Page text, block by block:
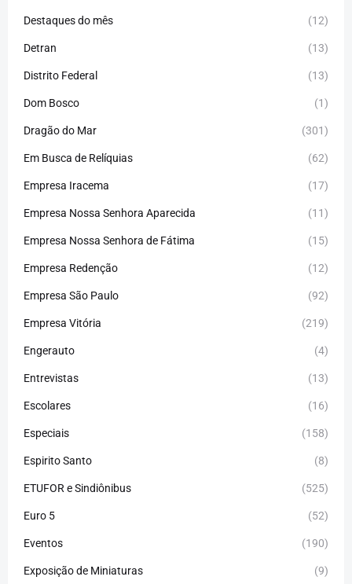
Destaques do mês (12)
Detran (13)
Distrito Federal (13)
Dom Bosco (1)
Dragão do Mar (301)
Em Busca de Relíquias (62)
Empresa Iracema (17)
Empresa Nossa Senhora Aparecida (11)
Empresa Nossa Senhora de Fátima (15)
Empresa Redenção (12)
Empresa São Paulo (92)
Empresa Vitória (219)
Engerauto (4)
Entrevistas (13)
Escolares (16)
Especiais (158)
Espirito Santo (8)
ETUFOR e Sindiônibus (525)
Euro 5 (52)
Eventos (190)
Exposição de Miniaturas (9)